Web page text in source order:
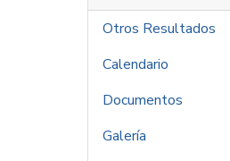
Otros Resultados
Calendario
Documentos
Galería